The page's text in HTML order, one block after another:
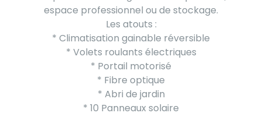
espace professionnel ou de stockage.
Les atouts :
* Climatisation gainable réversible
* Volets roulants électriques
* Portail motorisé
* Fibre optique
* Abri de jardin
* 10 Panneaux solaire